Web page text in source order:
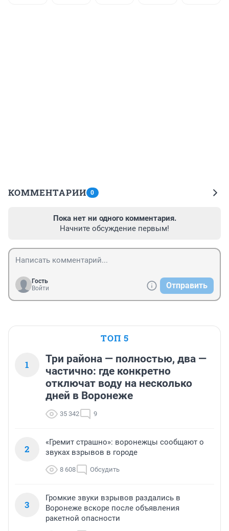
КОММЕНТАРИИ 0
Пока нет ни одного комментария.
Начните обсуждение первым!
Гость
Войти
Отправить
ТОП 5
1
Три района — полностью, два —
частично: где конкретно
отключат воду на несколько
дней в Воронеже
35 342 9
2
«Гремит страшно»: воронежцы сообщают о
звуках взрывов в городе
8 608 Обсудить
3
Громкие звуки взрывов раздались в
Воронеже вскоре после объявления
ракетной опасности